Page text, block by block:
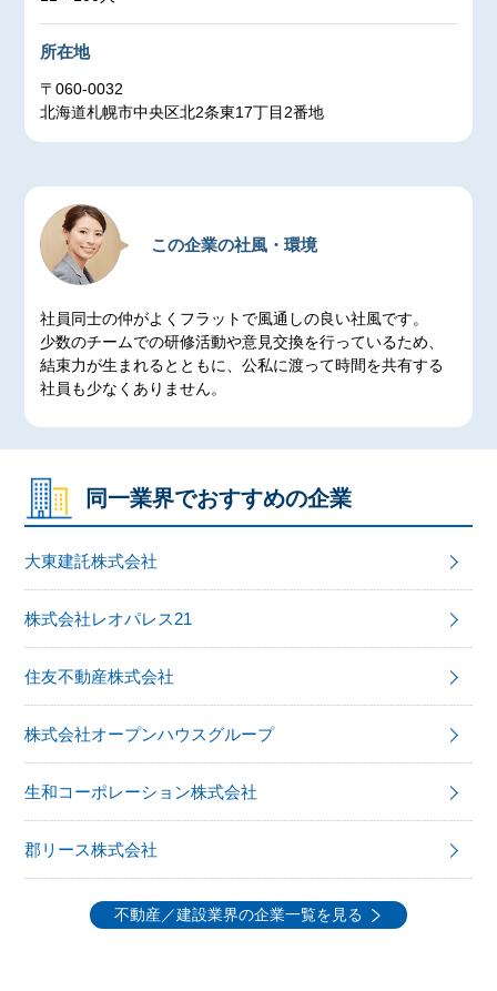
所在地
〒060-0032
北海道札幌市中央区北2条東17丁目2番地
この企業の社風・環境
社員同士の仲がよくフラットで風通しの良い社風です。
少数のチームでの研修活動や意見交換を行っているため、
結束力が生まれるとともに、公私に渡って時間を共有する
社員も少なくありません。
同一業界でおすすめの企業
大東建託株式会社
株式会社レオパレス21
住友不動産株式会社
株式会社オープンハウスグループ
生和コーポレーション株式会社
郡リース株式会社
不動産／建設業界の企業一覧を見る